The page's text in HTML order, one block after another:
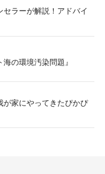
ラーが解説！アドバイ
海の環境汚染問題』
が家にやってきたぴかぴ